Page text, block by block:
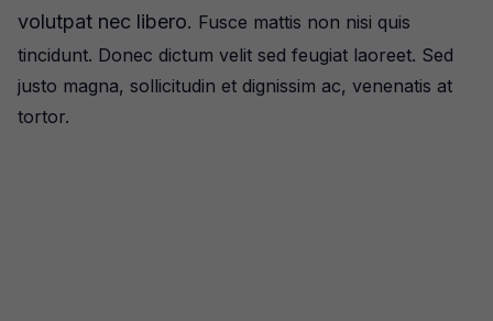
volutpat nec libero. Fusce mattis non nisi quis
tincidunt. Donec dictum velit sed feugiat laoreet. Sed
justo magna, sollicitudin et dignissim ac, venenatis at
tortor.